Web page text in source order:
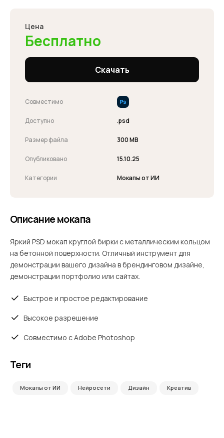
Цена
Бесплатно
Скачать
Совместимо
Доступно .psd
Размер файла 300 MB
Опубликовано 15.10.25
Категории Мокапы от ИИ
Описание мокапа
Яркий PSD мокап круглой бирки с металлическим кольцом
на бетонной поверхности. Отличный инструмент для
демонстрации вашего дизайна в брендинговом дизайне,
демонстрации портфолио или сайтах.
Быстрое и простое редактирование
Высокое разрешение
Совместимо с Adobe Photoshop
Теги
Мокапы от ИИ Нейросети Дизайн Креатив